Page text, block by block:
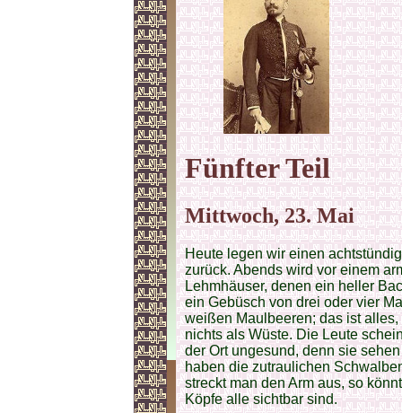
FünfterTeil
Mittwoch, 23. Mai
Heute legen wir einen
zurück. Abends wird vor einem
Lehmhäuser, denen ein heller
ein Gebüsch von drei oder vier
weißen Maulbeeren; das ist
nichts als Wüste. Die Leute
der Ort ungesund, denn sie
haben die zutraulichen
streckt man den Arm aus, so
Köpfe alle sichtbar sind.